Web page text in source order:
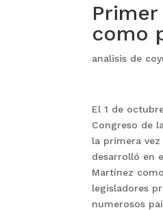
como
analisis de
El 1 de
Congreso de
la primera
desarrolló en
Martínez
legisladores
numerosos